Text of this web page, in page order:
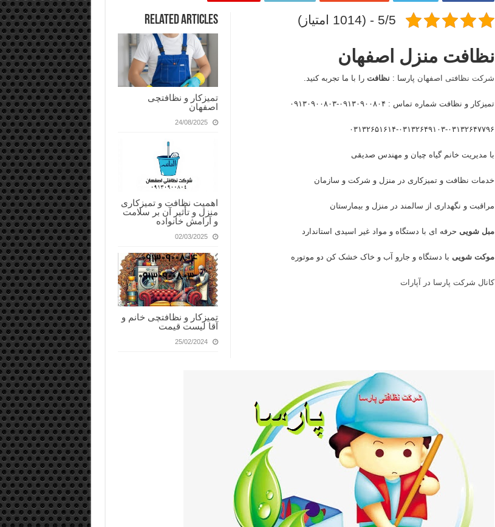
Related Articles
تمیزکار و نظافتچی
اصفهان
24/08/2025
اهمیت نظافت و تمیزکاری
منزل و تأثیر آن بر سلامت
و آرامش خانواده
02/03/2025
تمیزکار و نظافتچی خانم و
آقا لیست قیمت
25/02/2024
5/5 - (1014 امتیاز)
نظافت منزل اصفهان
شرکت نظافتی اصفهان پارسا : نظافت را با ما تجربه کنید.
تمیزکار و نظافت شماره تماس : ۰۹۱۳۰۹۰۰۸۰۴-۰۹۱۳۰۹۰۰۸۰۳
۰۳۱۳۲۶۵۱۶۱۴-۰۳۱۳۲۶۴۹۱۰۳-۰۳۱۳۲۶۴۷۷۹۶
با مدیریت خانم گیاه چیان و مهندس صدیقی
خدمات نظافت و تمیزکاری در منزل و شرکت و سازمان
مراقبت و نگهداری از سالمند در منزل و بیمارستان
مبل شویی حرفه ای با دستگاه و مواد غیر اسیدی استاندارد
موکت شویی با دستگاه و جارو آب و خاک خشک کن دو موتوره
کانال شرکت پارسا در آپارات